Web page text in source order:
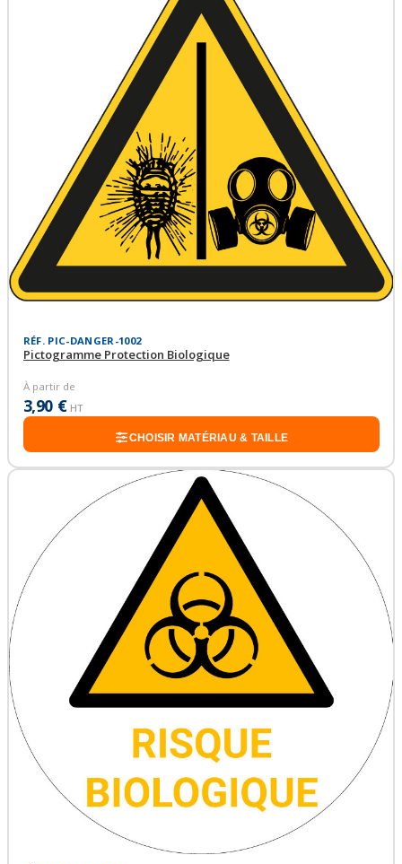
RÉF. PIC-DANGER-1002
Pictogramme Protection Biologique
À partir de
3,90 € HT
CHOISIR MATÉRIAU & TAILLE